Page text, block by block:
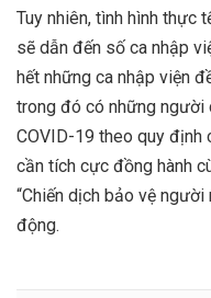
Tuy nhiên, tình hình thực
sẽ dẫn đến số ca nhập
hết những ca nhập viện
trong đó có những
COVID-19 theo quy định
cần tích cực đồng hành
“Chiến dịch bảo vệ
động.